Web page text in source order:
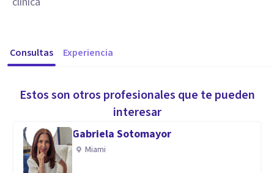
Consultas Experiencia
Estos son otros profesionales que te pueden
interesar
Gabriela Sotomayor
Miami